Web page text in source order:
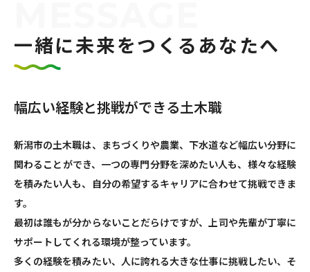
一緒に未来をつくるあなたへ
幅広い経験と挑戦ができる土木職
新潟市の土木職は、まちづくりや農業、下水道など幅広い分野に
関わることができ、一つの専門分野を深めたい人も、様々な経験
を積みたい人も、自分の希望するキャリアに合わせて挑戦できま
す。
最初は誰もが分からないことだらけですが、上司や先輩が丁寧に
サポートしてくれる環境が整っています。
多くの経験を積みたい、人に誇れる大きな仕事に挑戦したい、そ